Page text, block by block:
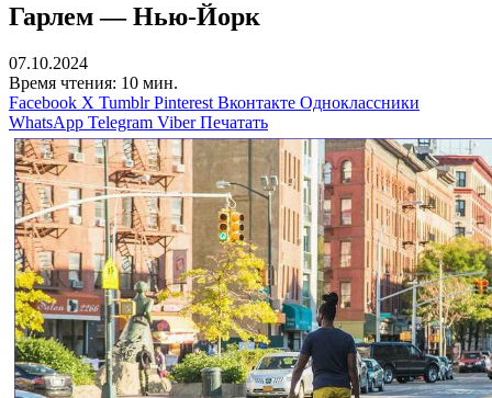
Гарлем — Нью-Йорк
07.10.2024
Время чтения: 10 мин.
Facebook X Tumblr Pinterest Вконтакте Одноклассники
WhatsApp Telegram Viber Печатать